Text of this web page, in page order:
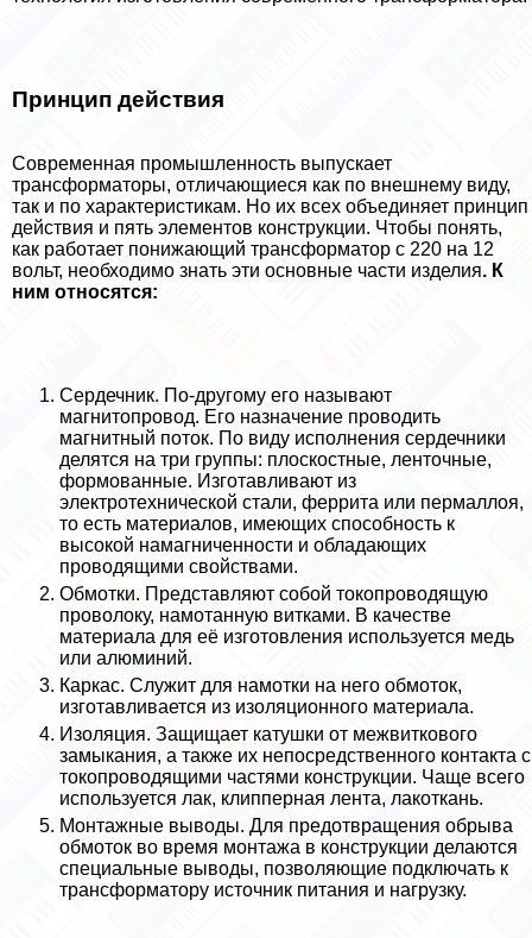
Принцип действия
Современная промышленность выпускает
трaнcформаторы, отличающиеся как по внешнему виду,
так и по хаpaктеристикам. Но их всех объединяет принцип
действия и пять элементов конструкции. Чтобы понять,
как работает понижающий трaнcформатор с 220 на 12
вольт, необходимо знать эти основные части изделия. К
ним относятся:
Сердечник. По-другому его называют
магнитопровод. Его назначение проводить
магнитный поток. По виду исполнения сердечники
делятся на три группы: плоскостные, ленточные,
формованные. Изготавливают из
электротехнической стали, феррита или пермаллоя,
то есть материалов, имеющих способность к
высокой намагниченности и обладающих
проводящими свойствами.
Обмотки. Представляют собой токопроводящую
проволоку, намотанную витками. В качестве
материала для её изготовления используется медь
или алюминий.
Каркас. Служит для намотки на него обмоток,
изготавливается из изоляционного материала.
Изоляция. Защищает катушки от межвиткового
замыкания, а также их непосредственного контакта с
токопроводящими частями конструкции. Чаще всего
используется лак, клипперная лента, лакоткань.
Монтажные выводы. Для предотвращения обрыва
обмоток во время монтажа в конструкции делаются
специальные выводы, позволяющие подключать к
трaнcформатору источник питания и нагрузку.